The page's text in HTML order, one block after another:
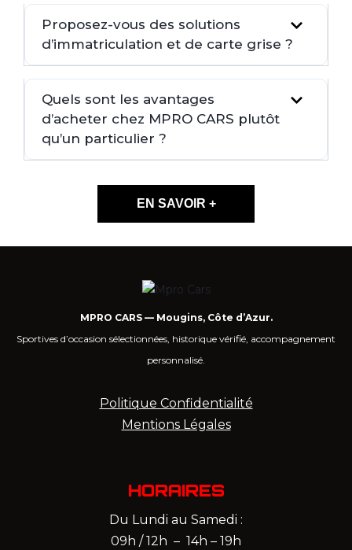
Proposez-vous des solutions
d’immatriculation et de carte grise ?
Quels sont les avantages
d’acheter chez MPRO CARS plutôt
qu’un particulier ?
EN SAVOIR +
MPRO CARS — Mougins, Côte d’Azur.
Sportives d’occasion sélectionnées, historique vérifié, accompagnement
personnalisé.
Politique Confidentialité
Mentions Légales
HORAIRES
Du Lundi au Samedi :
09h / 12h – 14h – 19h